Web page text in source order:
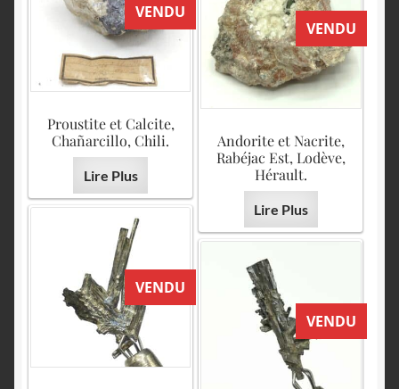
VENDU
Proustite et Calcite,
Chañarcillo, Chili.
Lire Plus
VENDU
Andorite et Nacrite,
Rabéjac Est, Lodève,
Hérault.
Lire Plus
VENDU
VENDU